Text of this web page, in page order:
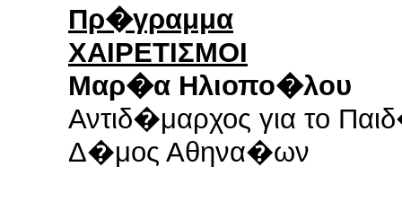
Πρ�γραμμα
ΧΑΙΡΕΤΙΣΜΟΙ
Μαρ�α Ηλιοπο�λου
Αντιδ�μαρχος για το
Δ�μος Αθηνα�ων